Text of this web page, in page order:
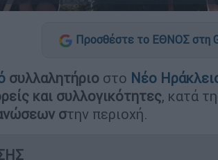
Προσθέστε το ΕΘΝΟΣ στη
συλλαλητήριο στο Νέο
και συλλογικότητες, κατά
στην περιοχή.